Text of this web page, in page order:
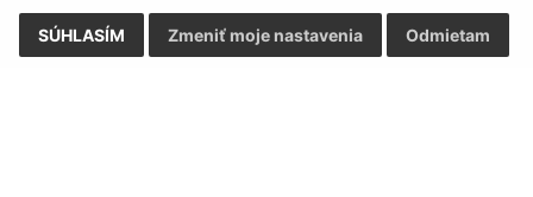
SÚHLASÍM Odmietam
Zmeniť moje nastavenia